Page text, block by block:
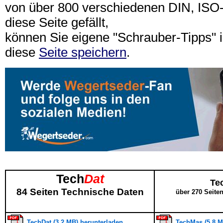
von über 800 verschiedenen DIN,
diese Seite gefällt,
können Sie eigene "Schrauber-Tipps"
diese Seite speichern.
TechDat
84 Seiten Technische Daten über 270